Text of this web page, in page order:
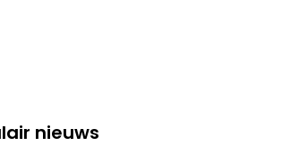
nieuws